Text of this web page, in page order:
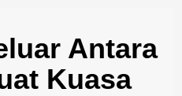
Antara
Kuasa